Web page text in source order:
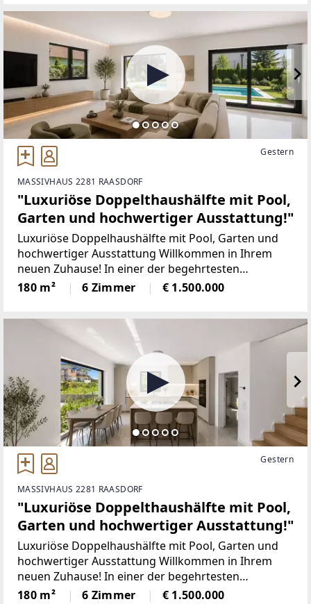
Gestern
MASSIVHAUS 2281 RAASDORF
"Luxuriöse Doppelthaushälfte mit Pool,
Garten und hochwertiger Ausstattung!"
Luxuriöse Doppelhaushälfte mit Pool, Garten und
hochwertiger Ausstattung Willkommen in Ihrem
neuen Zuhause! In einer der begehrtesten
Wohnlagen nahe Wien entsteht dieses exklusive
Neubauprojekt mit modernen Doppelhaushälften,
180 m² 6 Zimmer € 1.500.000
Gestern
MASSIVHAUS 2281 RAASDORF
"Luxuriöse Doppelthaushälfte mit Pool,
Garten und hochwertiger Ausstattung!"
Luxuriöse Doppelhaushälfte mit Pool, Garten und
hochwertiger Ausstattung Willkommen in Ihrem
neuen Zuhause! In einer der begehrtesten
Wohnlagen nahe Wien entsteht dieses exklusive
180 m² 6 Zimmer € 1.500.000